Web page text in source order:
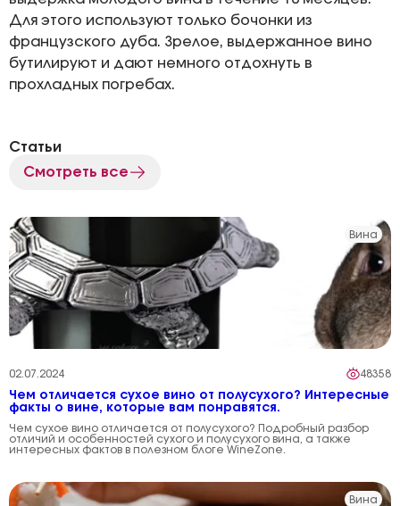
Для этого используют только бочонки из
французского дуба. Зрелое, выдержанное вино
бутилируют и дают немного отдохнуть в
прохладных погребах.
Статьи
Смотреть все
Вина
02.07.2024 48358
Чем отличается сухое вино от полусухого? Интересные
факты о вине, которые вам понравятся.
Чем сухое вино отличается от полусухого? Подробный разбор
отличий и особенностей сухого и полусухого вина, а также
интересных фактов в полезном блоге WineZone.
Вина